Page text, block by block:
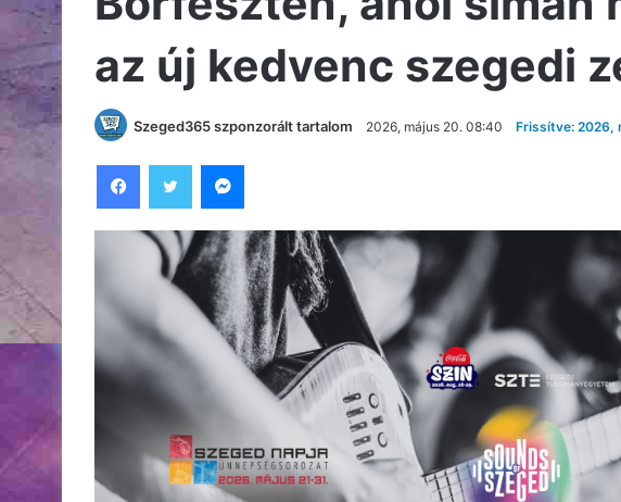
az új kedvenc szegedi
Szeged365 szponzorált tartalom 2026, május 20. 08:40 Frissítve: 2026,